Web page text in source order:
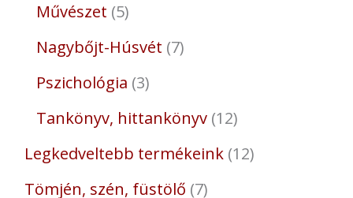
Művészet 5
Nagybőjt-Húsvét 7
Pszichológia 3
Tankönyv, hittankönyv 12
Legkedveltebb termékeink 12
Tömjén, szén, füstölő 7